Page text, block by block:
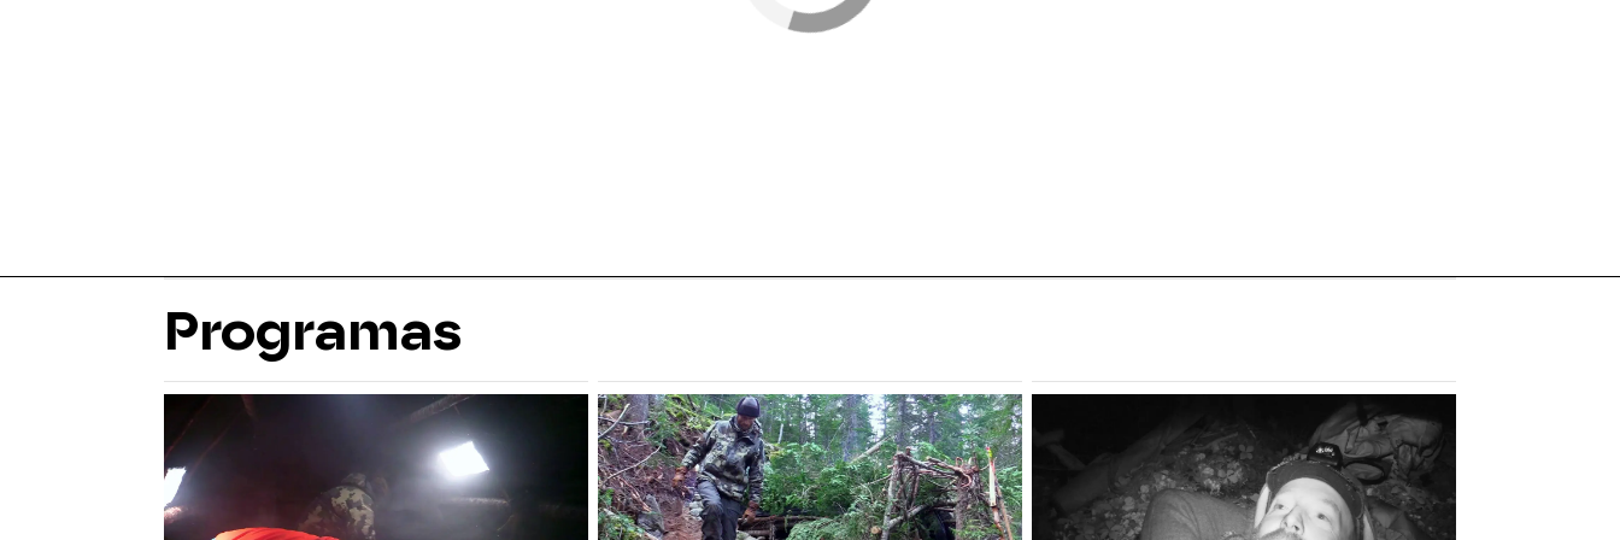
Programas